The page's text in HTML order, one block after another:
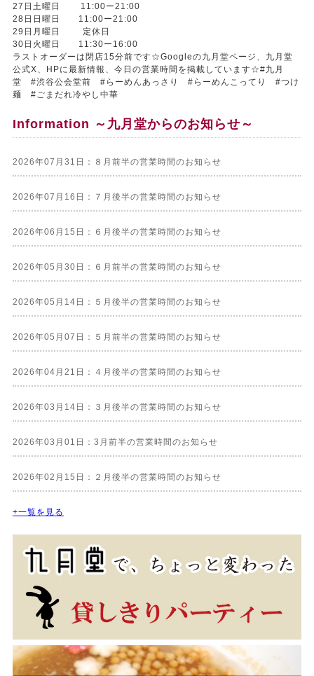
27日土曜日 11:00ー21:00
28日日曜日 11:00ー21:00
29日月曜日 定休日
30日火曜日 11:30ー16:00
ラストオーダーは閉店15分前です☆Googleの九月堂ページ、九月堂
公式X、HPに最新情報、今日の営業時間を掲載しています☆#九月
堂 #渋谷公会堂前 #らーめんあっさり #らーめんこってり #つけ
麺 #ごまだれ冷やし中華
Information ～九月堂からのお知らせ～
2026年07月31日：８月前半の営業時間のお知らせ
2026年07月16日：７月後半の営業時間のお知らせ
2026年06月15日：６月後半の営業時間のお知らせ
2026年05月30日：６月前半の営業時間のお知らせ
2026年05月14日：５月後半の営業時間のお知らせ
2026年05月07日：５月前半の営業時間のお知らせ
2026年04月21日：４月後半の営業時間のお知らせ
2026年03月14日：３月後半の営業時間のお知らせ
2026年03月01日：3月前半の営業時間のお知らせ
2026年02月15日：２月後半の営業時間のお知らせ
+一覧を見る